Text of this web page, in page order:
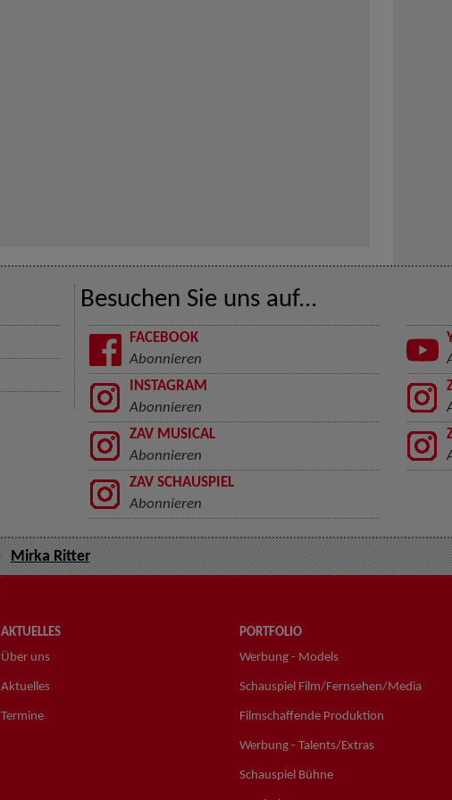
Besuchen Sie uns auf...
FACEBOOK
Abonnieren
INSTAGRAM
Abonnieren
ZAV MUSICAL
Abonnieren
ZAV SCHAUSPIEL
Abonnieren
Mirka Ritter
AKTUELLES
Über uns
Aktuelles
Termine
PORTFOLIO
Werbung - Models
Schauspiel Film/Fernsehen/Media
Filmschaffende Produktion
Werbung - Talents/Extras
Schauspiel Bühne